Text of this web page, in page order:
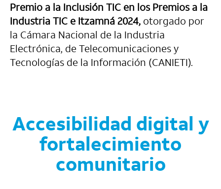
Premio a la Inclusión TIC en los Premios a la
Industria TIC e Itzamná 2024, otorgado por
la Cámara Nacional de la Industria
Electrónica, de Telecomunicaciones y
Tecnologías de la Información (CANIETI).
Accesibilidad digital y
fortalecimiento
comunitario